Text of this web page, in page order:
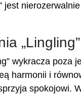
jest
„Lingling”
wykracza
harmonii i
spokojowi.